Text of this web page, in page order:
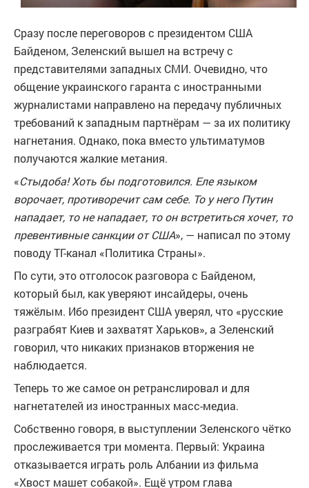
Сразу после переговоров с президентом США
Байденом, Зеленский вышел на встречу с
представителями западных СМИ. Очевидно, что
общение украинского гаранта с иностранными
журналистами направлено на передачу публичных
требований к западным партнёрам — за их политику
нагнетания. Однако, пока вместо ультиматумов
получаются жалкие метания.
«Стыдоба! Хоть бы подготовился. Еле языком
ворочает, противоречит сам себе. То у него Путин
нападает, то не нападает, то он встретиться хочет, то
превентивные санкции от США», — написал по этому
поводу ТГ-канал «Политика Страны».
По сути, это отголосок разговора с Байденом,
который был, как уверяют инсайдеры, очень
тяжёлым. Ибо президент США уверял, что «русские
разграбят Киев и захватят Харьков», а Зеленский
говорил, что никаких признаков вторжения не
наблюдается.
Теперь то же самое он ретранслировал и для
нагнетателей из иностранных масс-медиа.
Собственно говоря, в выступлении Зеленского чётко
прослеживается три момента. Первый: Украина
отказывается играть роль Албании из фильма
«Хвост машет собакой». Ещё утром глава